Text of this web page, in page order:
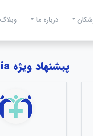
درباره ما وبلاگ
پیشنهاد ویژه MediMedia: منتخبین بیهوشی و درد